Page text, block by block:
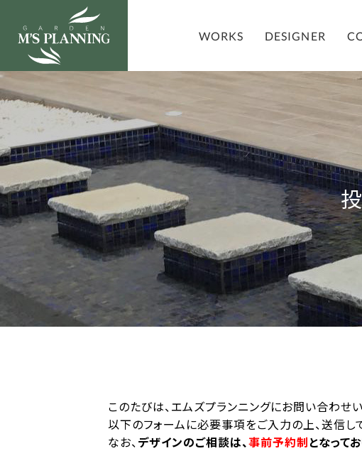
WORKS DESIGNER
このたびは、エムズプランニングにお問い合わせ
以下のフォームに必要事項をご入力の上、送信し
なお、デザインのご相談は、事前予約制となって